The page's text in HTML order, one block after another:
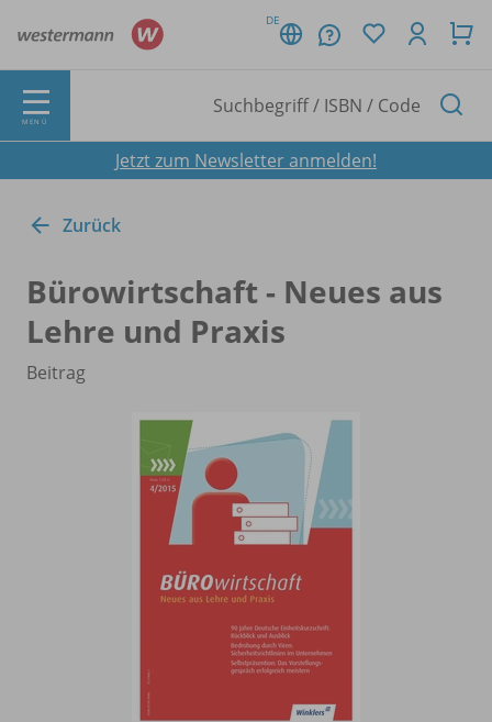
DE
MENÜ
Jetzt zum Newsletter anmelden!
Zurück
Bürowirtschaft - Neues aus
Lehre und Praxis
Beitrag